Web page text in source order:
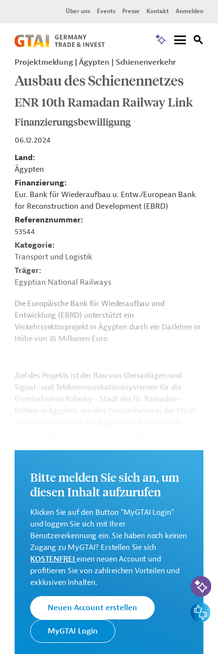
Über uns Events Presse Kontakt Anmelden
Projektmeldung Ägypten Schienenverkehr
Ausbau des Schienennetzes
ENR 10th Ramadan Railway Link
Finanzierungsbewilligung
06.12.2024
Land
Ägypten
Finanzierung
Eur. Bank für Wiederaufbau u. Entw./European Bank
for Reconstruction and Development (EBRD)
Referenznummer
53544
Kategorie
Transport und Logistik
Träger
Egyptian National Railways
Die Europäische Bank für Wiederaufbau und
Entwicklung (EBRD) unterstützt ein
Verkehrssektorprojekt in Ägypten durch ein Darlehen in
Höhe von 35 Millionen Euro.
Ziel des Projekts ist der Bau von Gleisanlagen und
Signal- und Telekommunikationssystemen für die
Eisenbahnlinie Robeiky - Stadt des 10. Ramadan -
Belbeis in Ägypten, um den Trockenhafen in der Stadt
Weitere Informationen zu dem Entwicklungsprojekt
finden Sie auf der
Webseite der EBRD
242 Millionen Euro
Geberbeitrag:
35 Millionen Euro (Darlehen)
Kontaktadressen
Europäische
Bank für
Die EBRD finanziert
Investitionsvorhaben in
Bitte melden Sie sich an, um
diesen Inhalt aufzurufen
Klicken Sie auf den Button "MyGTAI Login"
und loggen Sie sich mit Ihrer
Benutzererkennung ein. Sie haben noch keinen
Zugang zu MyGTAI? Erstellen Sie sich
KOSTENFREIeinen neuen Account und
profitieren Sie von zahlreichen Vorteilen und
exklusiven Inhalten.
Neuen Account erstellen
MyGTAI Login
KI-